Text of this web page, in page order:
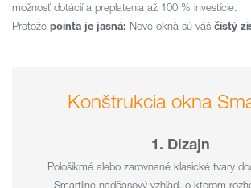
možnosť dotácií a preplatenia až 100 % investície.
Pretože pointa je jasná: Nové okná sú váš čistý
Konštrukcia okna
1. Dizajn
Pološikmé alebo zarovnané klasické tvary
Smartline nadčasový vzhľad, o ktorom